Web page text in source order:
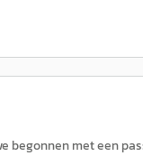
begonnen met een